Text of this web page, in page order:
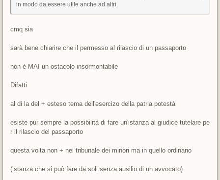
in modo da essere utile anche ad altri.
cmq sia
sarà bene chiarire che il permesso al rilascio di un passaporto
non è MAI un ostacolo insormontabile
Difatti
al di la del + esteso tema dell'esercizo della patria potestà
esiste pur sempre la possibilità di fare un'istanza al giudice tutelare pe
r il rilascio del passaporto
questa volta non + nel tribunale dei minori ma in quello ordinario
(istanza che si può fare da soli senza ausilio di un avvocato)